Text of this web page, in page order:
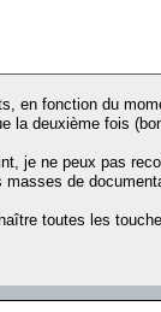
en fonction du
la deuxième fois
je ne peux pas
de
toutes les